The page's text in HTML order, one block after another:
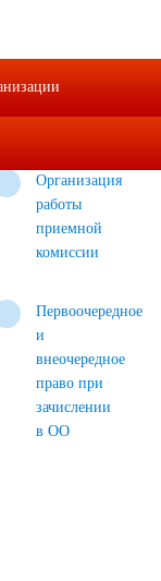
граждан
Организация
работы
приемной
комиссии
Первоочередное
и
внеочередное
право при
зачислении
в ОО